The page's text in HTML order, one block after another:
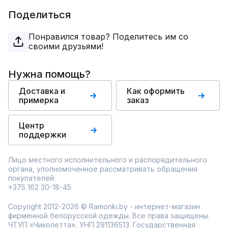
Поделиться
Понравился товар? Поделитесь им со
своими друзьями!
Нужна помощь?
Доставка и
примерка
Как оформить
заказ
Центр
поддержки
Лицо местного исполнительного и распорядительного
органа, уполномоченное рассматривать обращения
покупателей:
+375 162 30-18-45
Copyright 2012-2026 © Ramonki.by - интернет-магазин
фирменной белорусской одежды. Все права защищены.
ЧТУП «Чиколетта», УНП 291136513. Государственная